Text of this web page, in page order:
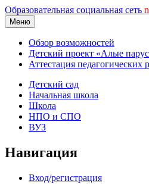
Образовательная социальная сеть
Меню
Обзор возможностей
Детский проект «Алые
Аттестация педагогических
Детский сад
Начальная школа
Школа
НПО и СПО
ВУЗ
Навигация
Вход/регистрация